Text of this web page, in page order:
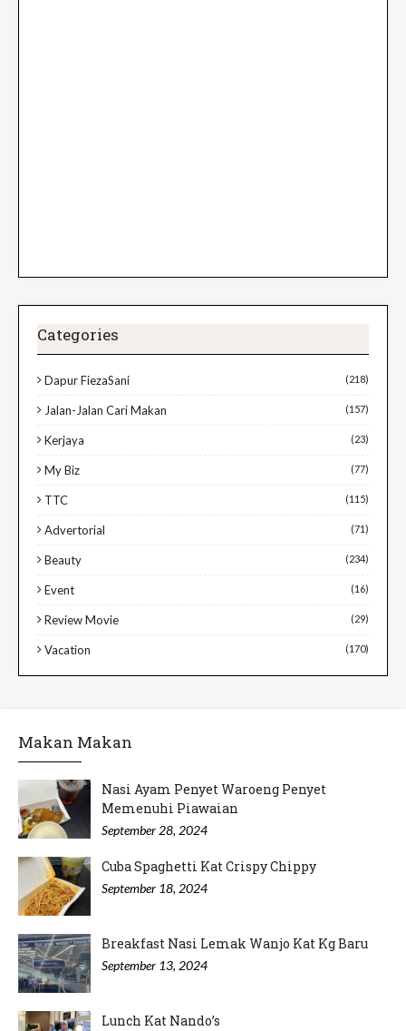
Categories
Dapur FiezaSani (218)
Jalan-Jalan Cari Makan (157)
Kerjaya (23)
My Biz (77)
TTC (115)
Advertorial (71)
Beauty (234)
Event (16)
Review Movie (29)
Vacation (170)
Makan Makan
Nasi Ayam Penyet Waroeng Penyet
Memenuhi Piawaian
September 28, 2024
Cuba Spaghetti Kat Crispy Chippy
September 18, 2024
Breakfast Nasi Lemak Wanjo Kat Kg Baru
September 13, 2024
Lunch Kat Nando’s